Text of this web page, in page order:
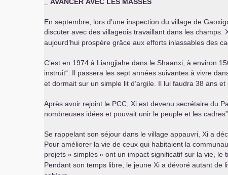
En septembre, lors d’une inspection du village de
discuter avec des villageois travaillant dans les
aujourd’hui prospère grâce aux efforts inlassables des
C’est en 1974 à Liangjiahe dans le Shaanxi, à environ
instruit“. Il passera les sept années suivantes à vivre
et dormait sur un simple lit d’argile. Il lui faudra 38 ans
Après avoir rejoint le PCC , Xi est devenu secrétaire du
nombreuses idées et pouvait unir le peuple et les cadres”.
Se rappelant son séjour dans le village appauvri, Xi a
Pour améliorer la vie de ceux qui habitaient la
projets « simples» ont un impact significatif sur la vie, le
Pendant son temps libre, le jeune Xi a dévoré autant de